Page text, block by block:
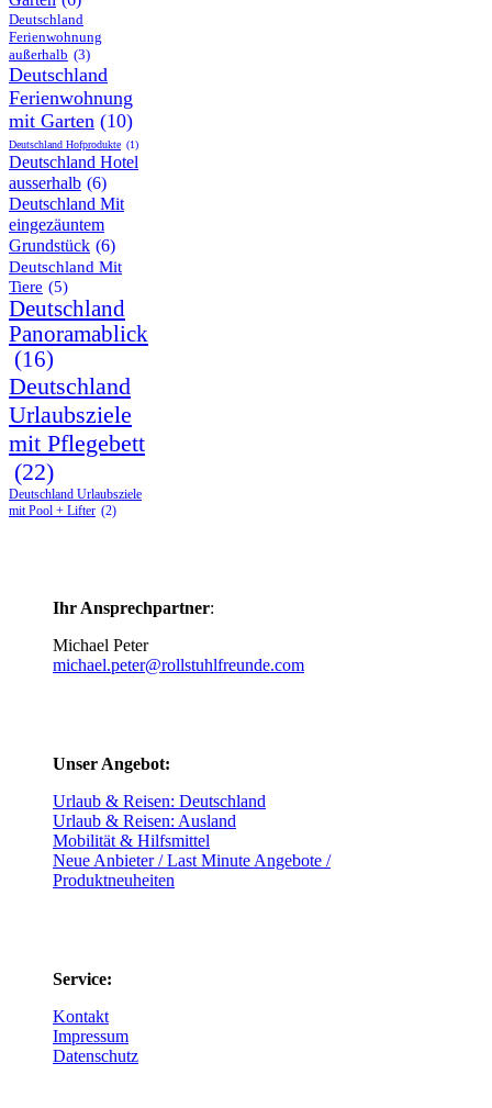
Deutschland
Ferienwohnung
außerhalb (3)
Deutschland
Ferienwohnung
mit Garten (10)
Deutschland Hofprodukte (1)
Deutschland Hotel
ausserhalb (6)
Deutschland Mit
eingezäuntem
Grundstück (6)
Deutschland Mit
Tiere (5)
Deutschland
Panoramablick
(16)
Deutschland
Urlaubsziele
mit Pflegebett
(22)
Deutschland Urlaubsziele
mit Pool + Lifter (2)
Ihr Ansprechpartner:
Michael Peter
michael.peter@rollstuhlfreunde.com
Unser Angebot:
Urlaub & Reisen: Deutschland
Urlaub & Reisen: Ausland
Mobilität & Hilfsmittel
Neue Anbieter / Last Minute Angebote /
Produktneuheiten
Service:
Kontakt
Impressum
Datenschutz